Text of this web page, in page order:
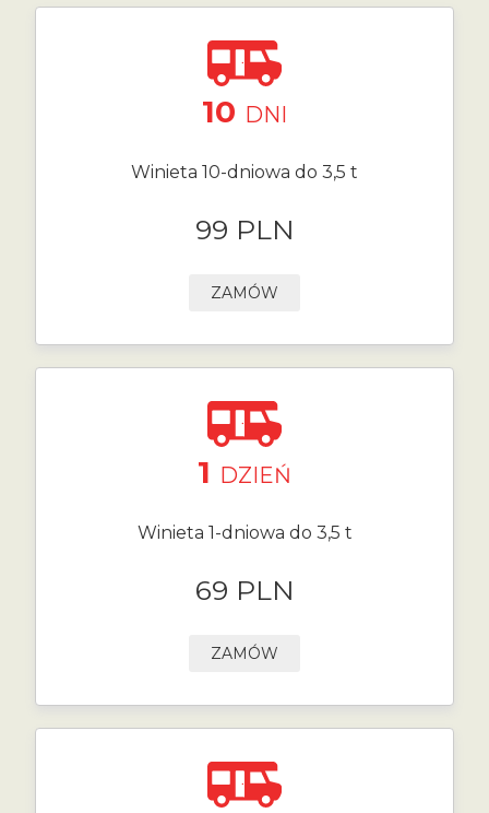
10 DNI
Winieta 10-dniowa do 3,5 t
99 PLN
ZAMÓW
1 DZIEŃ
Winieta 1-dniowa do 3,5 t
69 PLN
ZAMÓW